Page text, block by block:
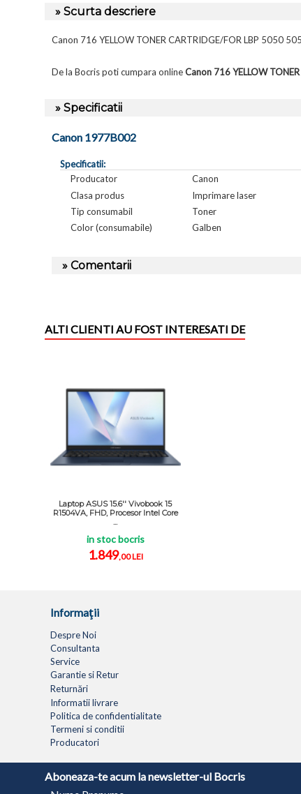
Aboneaza-te acum la newsletter-ul Bocris
» Scurta descriere
Canon 716 YELLOW TONER CARTRIDGE/FOR LBP 5050
De la Bocris poti cumpara onlineCanon 716 YELLOW
» Specificatii
Canon 1977B002
Specificatii:
Producator
Canon
Clasa produs
Imprimare laser
Tip consumabil
Toner
Color (consumabile)
Galben
» Comentarii
ALTI CLIENTI AU FOST INTERESATI DE
Laptop ASUS 15.6'' Vivobook 15
R1504VA, FHD, Procesor Intel Core
in stoc bocris
1.849,00 LEI
Informaţii
Despre Noi
Consultanta
Service
Garantie si Retur
Returnări
Informatii livrare
Politica de confidentialitate
Termeni si conditii
Producatori
LAPTOPURI NETBOOK TABLETE